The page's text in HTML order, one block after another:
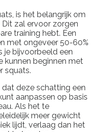
is het belangrijk om
zal ervoor zorgen
training hebt. Een
met ongeveer 50-60%
je bijvoorbeeld een
kunnen beginnen met
squats.
deze schatting een
aanpassen op basis
Als het te
meer gewicht
lijdt, verlaag dan het